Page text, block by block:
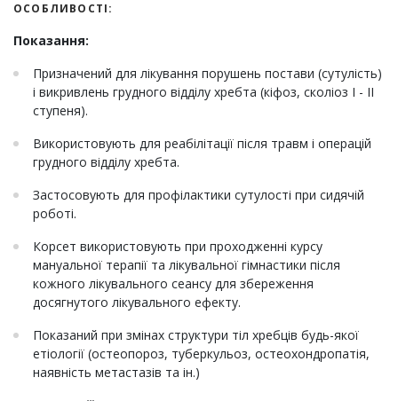
ОСОБЛИВОСТІ:
Показання:
Призначений для лікування порушень постави (сутулість)
і викривлень грудного відділу хребта (кіфоз, сколіоз I - II
ступеня).
Використовують для реабілітації після травм і операцій
грудного відділу хребта.
Застосовують для профілактики сутулості при сидячій
роботі.
Корсет використовують при проходженні курсу
мануальної терапії та лікувальної гімнастики після
кожного лікувального сеансу для збереження
досягнутого лікувального ефекту.
Показаний при змінах структури тіл хребців будь-якої
етіології (остеопороз, туберкульоз, остеохондропатія,
наявність метастазів та ін.)